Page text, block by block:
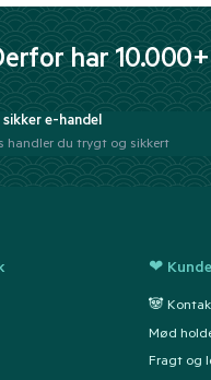
har
sikker e-handel
handler du trygt og sikkert
❤
🐼
Mød
Fragt og